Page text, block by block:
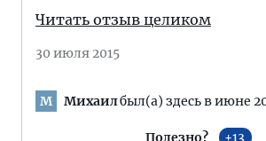
Читать отзыв целиком
30 июля 2015
М Михаилбыл(а) здесь в июне
Полезно? 13